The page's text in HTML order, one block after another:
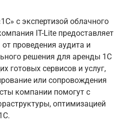
с экспертизой облачного
IT-Lite предоставляет
проведения аудита и
решения для аренды 1С
готовых сервисов и услуг,
или сопровождения
компании помогут с
оптимизацией